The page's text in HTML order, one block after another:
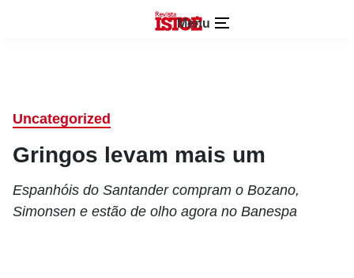
Menu
Uncategorized
Gringos levam mais um
Espanhóis do Santander compram o Bozano,
Simonsen e estão de olho agora no Banespa